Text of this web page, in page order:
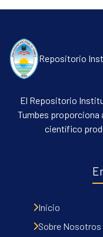
All of DSpace
Statistics
Repositorio
El Repositorio
Tumbes proporciona
científico
Inicio
Sobre Nosotros